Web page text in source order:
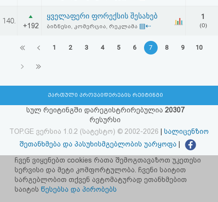
140.
+192
ყველაფერი ფორექსის შესახებ
ბიზნესი, კომერცია, რეკლამა ▤⇠
1
(0)
1 2 3 4 5 6 7 8 9 10
ქართული პროვაიდერების რეიტინგი
სულ რეიტინგში დარეგისტრირებულია 20307
რესურსი
TOP.GE ვერსია 1.0.2 (სატესტო) © 2002-2026
სალიცენზიო
შეთანხმება და პასუხისმგებლობის უარყოფა
facebook.com/TOP.GE
იხილეთ TOP.GE - ის ძველი ვერსია ბმულზე
ჩვენ ვიყენებთ cookies რათა შემოგთავაზოთ უკეთესი
სერვისი და მეტი კომფორტულობა. ჩვენი საიტით
სარგებლობით თქვენ ავტომატურად ეთანხმებით
საიტის წესებსა და პირობებს